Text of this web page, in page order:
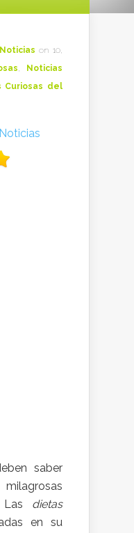
on 10,
,
Noticias
Curiosas del
saber
dietas
en su